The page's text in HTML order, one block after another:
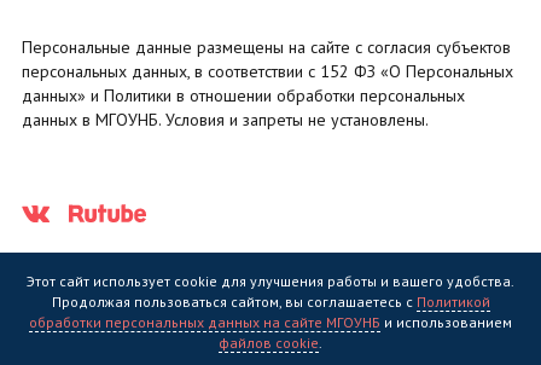
Персональные данные размещены на сайте с согласия субъектов
персональных данных, в соответствии с 152 ФЗ «О Персональных
данных» и Политики в отношении обработки персональных
данных в МГОУНБ. Условия и запреты не установлены.
Государственное областное бюджетное учреждение культуры
Этот сайт использует cookie для улучшения работы и вашего удобства.
Продолжая пользоваться сайтом, вы соглашаетесь с Политикой
обработки персональных данных на сайте МГОУНБ и использованием
файлов cookie.